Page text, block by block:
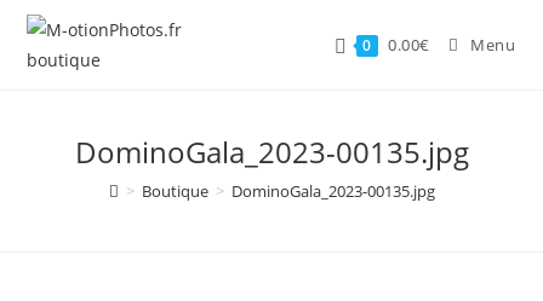
Skip
content
0 0.00€ Menu
DominoGala_2023-00135.jpg
> Boutique > DominoGala_2023-00135.jpg